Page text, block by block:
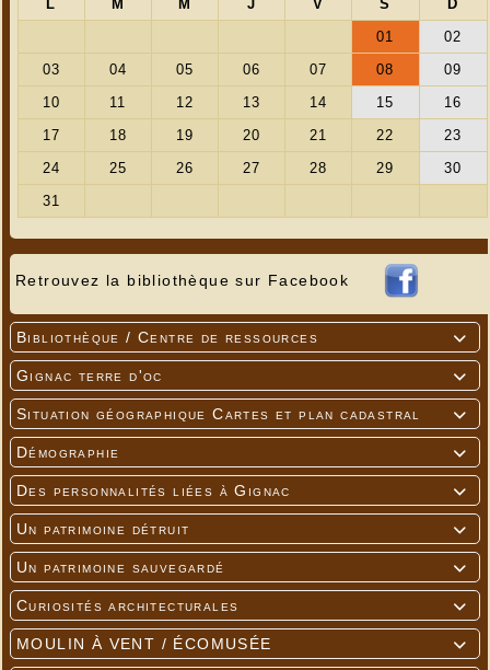
Retrouvez la bibliothèque sur Facebook

Bibliothèque / Centre de ressources

Gignac terre d'oc

Situation géographique Cartes et plan cadastral

Démographie

Des personnalités liées à Gignac

Un patrimoine détruit

Un patrimoine sauvegardé

Curiosités architecturales

MOULIN À VENT / ÉCOMUSÉE